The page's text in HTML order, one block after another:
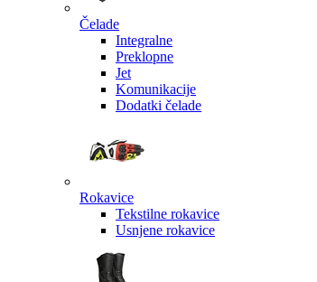
Čelade
Integralne
Preklopne
Jet
Komunikacije
Dodatki čelade
Rokavice
Tekstilne rokavice
Usnjene rokavice